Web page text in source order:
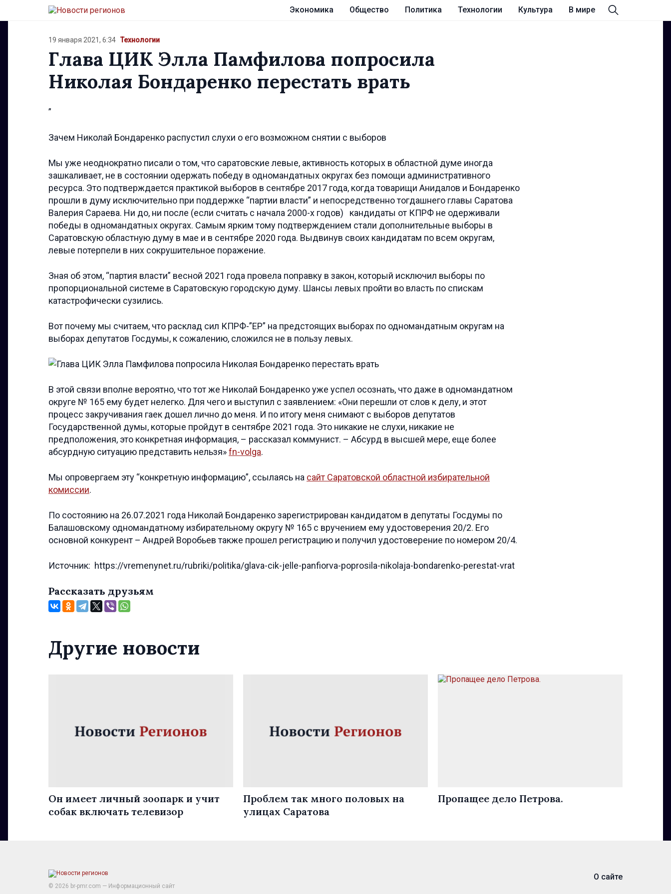
Экономика Общество Политика Технологии Культура В мире
19 января 2021, 6:34 Технологии
Глава ЦИК Элла Памфилова попросила
Николая Бондаренко перестать врать
”
Зачем Николай Бондаренко распустил слухи о его возможном снятии с выборов
Мы уже неоднократно писали о том, что саратовские левые, активность которых в областной думе иногда
зашкаливает, не в состоянии одержать победу в одномандатных округах без помощи административного
ресурса. Это подтверждается практикой выборов в сентябре 2017 года, когда товарищи Анидалов и Бондаренко
прошли в думу исключительно при поддержке “партии власти” и непосредственно тогдашнего главы Саратова
Валерия Сараева. Ни до, ни после (если считать с начала 2000-х годов) кандидаты от КПРФ не одерживали
победы в одномандатных округах. Самым ярким тому подтверждением стали дополнительные выборы в
Саратовскую областную думу в мае и в сентябре 2020 года. Выдвинув своих кандидатам по всем округам,
левые потерпели в них сокрушительное поражение.
Зная об этом, “партия власти” весной 2021 года провела поправку в закон, который исключил выборы по
пропорциональной системе в Саратовскую городскую думу. Шансы левых пройти во власть по спискам
катастрофически сузились.
Вот почему мы считаем, что расклад сил КПРФ-”ЕР” на предстоящих выборах по одномандатным округам на
выборах депутатов Госдумы, к сожалению, сложился не в пользу левых.
В этой связи вполне вероятно, что тот же Николай Бондаренко уже успел осознать, что даже в одномандатном
округе № 165 ему будет нелегко. Для чего и выступил с заявлением: «Они перешли от слов к делу, и этот
процесс закручивания гаек дошел лично до меня. И по итогу меня снимают с выборов депутатов
Государственной думы, которые пройдут в сентябре 2021 года. Это никакие не слухи, никакие не
предположения, это конкретная информация, – рассказал коммунист. – Абсурд в высшей мере, еще более
абсурдную ситуацию представить нельзя»fn-volga.
Мы опровергаем эту “конкретную информацию”, ссылаясь на сайт Саратовской областной избирательной
комиссии.
По состоянию на 26.07.2021 года Николай Бондаренко зарегистрирован кандидатом в депутаты Госдумы по
Балашовскому одномандатному избирательному округу № 165 с вручением ему удостоверения 20/2. Его
основной конкурент – Андрей Воробьев также прошел регистрацию и получил удостоверение по номером 20/4.
Источник: https://vremenynet.ru/rubriki/politika/glava-cik-jelle-panfiorva-poprosila-nikolaja-bondarenko-perestat-vrat
Рассказать друзьям
Другие новости
Он имеет личный зоопарк и учит
собак включать телевизор
Проблем так много половых на
улицах Саратова
Пропащее дело Петрова.
© 2026 br-pmr.com — Информационный сайт
О сайте